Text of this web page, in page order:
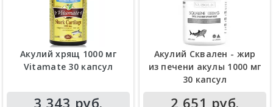
Акулий хрящ 1000 мг
Vitamate 30 капсул
3 343 руб.
Акулий Сквален - жир
из печени акулы 1000 мг
30 капсул
2 651 руб.